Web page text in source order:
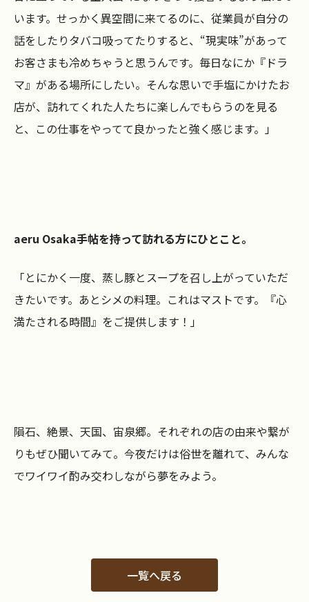
います。せっかく異空間に来てるのに、従業員が自分の
話をしたりタバコ吸ってたりすると、“現実味”があって
お客さまも冷めちゃうと思うんです。毎日なにか『ドラ
マ』がある場所にしたい。そんな思いで手塩にかけたお
店が、訪れてくれた人たちに楽しんでもらうのを見る
と、この仕事をやってて良かったと強く感じます。」
aeru Osaka手帖を持って訪れる方にひとこと。
「とにかく一度、蒸し豚とスープを召し上がっていただ
きたいです。あとシメの料理。これはマストです。『心
満たされる時間』をご提供します！」
隕石、絶景、天国、宙泉郷。それぞれの店の由来や繋が
りもぜひ聞いてみて。今夜だけは俗世を離れて、みんな
でワイワイ酌み交わしながら夢をみよう。
一覧へ戻る